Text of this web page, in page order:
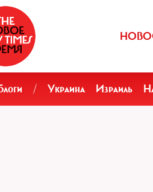
/ Украина Израиль